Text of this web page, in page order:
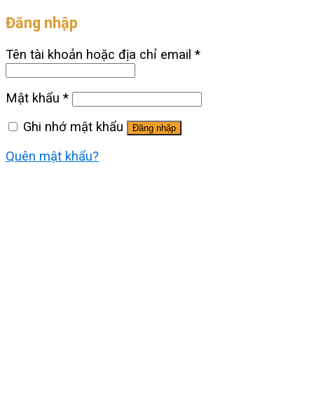
Đăng nhập
Tên tài khoản hoặc địa chỉ email *
Mật khẩu *
Ghi nhớ mật khẩu
Đăng nhập
Quên mật khẩu?